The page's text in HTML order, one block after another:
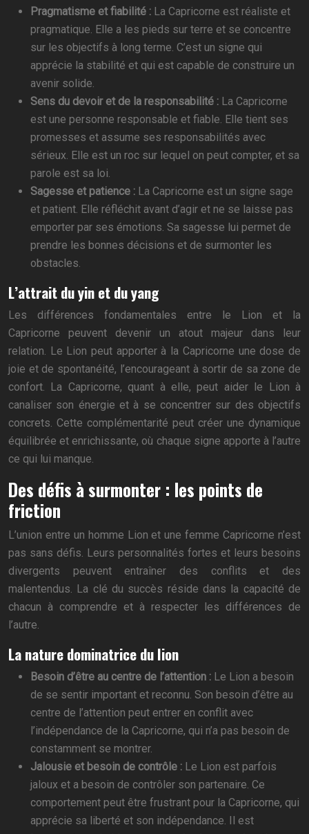
Pragmatisme et fiabilité : La Capricorne est réaliste et
pragmatique. Elle a les pieds sur terre et se concentre
sur les objectifs à long terme. C’est un signe qui
apprécie la stabilité et qui est capable de construire un
avenir solide.
Sens du devoir et de la responsabilité : La Capricorne
est une personne responsable et fiable. Elle tient ses
promesses et assume ses responsabilités avec
sérieux. Elle est un roc sur lequel on peut compter, et sa
parole est sa loi.
Sagesse et patience : La Capricorne est un signe sage
et patient. Elle réfléchit avant d’agir et ne se laisse pas
emporter par ses émotions. Sa sagesse lui permet de
prendre les bonnes décisions et de surmonter les
obstacles.
L’attrait du yin et du yang
Les différences fondamentales entre le Lion et la
Capricorne peuvent devenir un atout majeur dans leur
relation. Le Lion peut apporter à la Capricorne une dose de
joie et de spontanéité, l’encourageant à sortir de sa zone de
confort. La Capricorne, quant à elle, peut aider le Lion à
canaliser son énergie et à se concentrer sur des objectifs
concrets. Cette complémentarité peut créer une dynamique
équilibrée et enrichissante, où chaque signe apporte à l’autre
ce qui lui manque.
Des défis à surmonter : les points de
friction
L’union entre un homme Lion et une femme Capricorne n’est
pas sans défis. Leurs personnalités fortes et leurs besoins
divergents peuvent entraîner des conflits et des
malentendus. La clé du succès réside dans la capacité de
chacun à comprendre et à respecter les différences de
l’autre.
La nature dominatrice du lion
Besoin d’être au centre de l’attention : Le Lion a besoin
de se sentir important et reconnu. Son besoin d’être au
centre de l’attention peut entrer en conflit avec
l’indépendance de la Capricorne, qui n’a pas besoin de
constamment se montrer.
Jalousie et besoin de contrôle : Le Lion est parfois
jaloux et a besoin de contrôler son partenaire. Ce
comportement peut être frustrant pour la Capricorne, qui
apprécie sa liberté et son indépendance. Il est